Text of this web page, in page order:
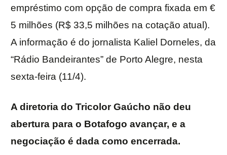
empréstimo com opção de compra fixada em €
5 milhões (R$ 33,5 milhões na cotação atual).
A informação é do jornalista Kaliel Dorneles, da
“Rádio Bandeirantes” de Porto Alegre, nesta
sexta-feira (11/4).
A diretoria do Tricolor Gaúcho não deu
abertura para o Botafogo avançar, e a
negociação é dada como encerrada.